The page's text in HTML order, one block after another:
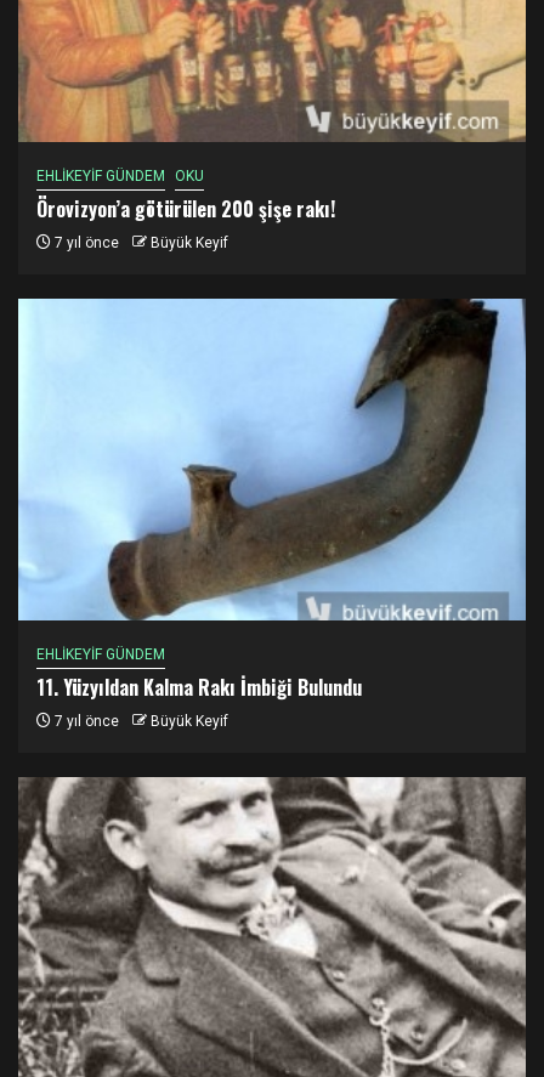
EHLİKEYİF GÜNDEM OKU
Örovizyon’a götürülen 200 şişe rakı!
7 yıl önce Büyük Keyif
EHLİKEYİF GÜNDEM
11. Yüzyıldan Kalma Rakı İmbiği Bulundu
7 yıl önce Büyük Keyif